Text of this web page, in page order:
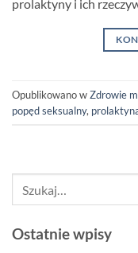
prolaktyny i ich
Opublikowano wZdrowie
popęd seksualny,
Ostatnie wpisy